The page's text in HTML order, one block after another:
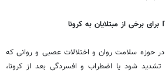
در حوزه سلامت روان و اختلالات عصبی و روانی که
تشدید شود یا اضطراب و افسردگی بعد از کرونا،